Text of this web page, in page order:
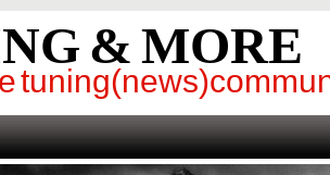
& MORE